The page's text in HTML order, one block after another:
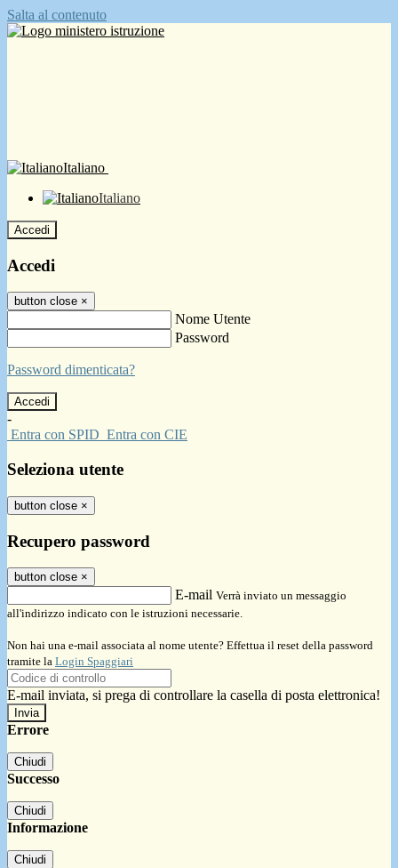
Salta al contenuto
Italiano
Italiano
Accedi
Accedi
button close ×
Nome Utente
Password
Password dimenticata?
-
Entra con SPID Entra con CIE
Seleziona utente
button close ×
Recupero password
button close ×
E-mail Verrà inviato un messaggio
all'indirizzo indicato con le istruzioni necessarie.
Non hai una e-mail associata al nome utente? Effettua il reset della password
tramite la Login Spaggiari
E-mail inviata, si prega di controllare la casella di posta elettronica!
Errore
Chiudi
Successo
Chiudi
Informazione
Chiudi